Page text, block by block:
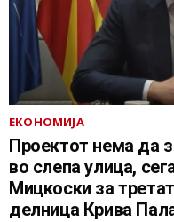
ЕКОНОМИЈА
Проектот нема да
во слепа улица,
Мицкоски за
делница Крива